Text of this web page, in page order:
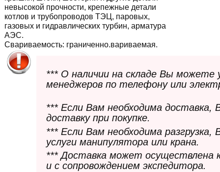
невысокой прочности, крепежные детали
котлов и трубопроводов ТЭЦ, паровых,
газовых и гидравлических турбин, арматура
АЭС.
Свариваемость: граниченно.вариваемая.
*** О наличии на складе Вы можете
менеджеров по телефону или
*** Если Вам необходима
доставку при покупке.
*** Если Вам необходима
услуги манипулятора или крана.
*** Доставка может осуществлена
и с сопровождением экспедитора.